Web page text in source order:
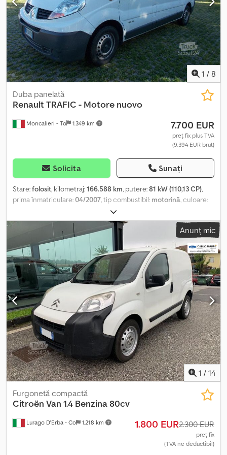
telefonice sunt procesate cu prioritate. Oferim finanțare pentru
companii (Germania și Austria). Mai multe informații pe pagina
noastră: www.Helmig-Verkaufsfahrzeuge.de
1 / 8
Moncalieri - To 1.349 km
Duba panelată
Renault TRAFIC - Motore nuovo
7.700 EUR
preț fix plus TVA
(9.394 EUR brut)
Solicita Sunați
Stare:folosit, kilometraj:166.588 km, putere:81 kW (110,13 CP),
prima înmatriculare:04/2007 , tip combustibil: motorină , culoare:
, clasă de emisii:
spațiului de încărcare:8 m³, lungimea spațiului de încărcare:
, lățimea spațiului de încărcare:
, înălțime
spațiu de încărcare:
, Dimensiuni compartiment de
încărcare (L l Î): 2.800 mm x 1.630 mm x 1.870 mm, Volum
compartiment de încărcare: 8 m³, Scaune material textil, FURGON
H2 Chodpfoynnmajx Ah Soa
Anunț mic
1 / 14
Lurago D'Erba - Co 1.218 km
Furgonetă compactă
Citroën Van 1.4 Benzina 80cv
1.800 EUR2.300 EUR
preț fix
(TVA ne deductibil)